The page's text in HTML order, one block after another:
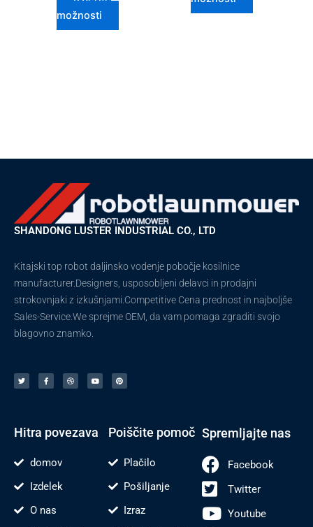
možnosti
SHANDONG LUSTER INDUSTRIAL CO., LTD
Kitajski top robot daljinsko vodenje pobočje kosilnice
manufacturer.Designers, usposobljeni delavci in prodajni
strokovnjaki z izkušnjami.Competitive Cena prednost in najboljše
Sales-Service.We sprejme OEM, da vam pomaga zgraditi svojo
blagovno znamko.
i
t
t
c
e
b
d
e
n
u
t
u
n
t
e
Hitra povezava
domov
Izdelek
O nas
Poiščite pomoč
Plačilo
Pošiljanje
Izraz
Spremljajte nas
Facebook
Twitter
Youtube